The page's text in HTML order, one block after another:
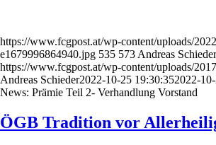
https://www.fcgpost.at/wp-content/uploads/
e1679996864940.jpg 535 573 Andreas Schieder
https://www.fcgpost.at/wp-content/uploads/
Andreas Schieder2022-10-25 19:30:352022-
News: Prämie Teil 2- Verhandlung Vorstand
ÖGB Tradition vor